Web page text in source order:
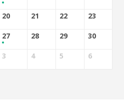
20 21 22 23
27 28 29 30
3 4 5 6